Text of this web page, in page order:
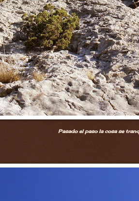
Pasado el paso la cosa se